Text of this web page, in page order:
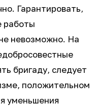
Гарантировать,
работы
невозможно. На
бригаду, следует
положительном
уменьшения